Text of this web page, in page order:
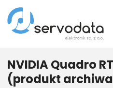
NVIDIA Quadro
(produkt